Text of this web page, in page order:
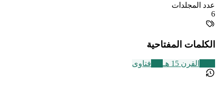
عدد المجلدات
6
الكلمات المفتاحية
القرن 15 هـ فتاوى